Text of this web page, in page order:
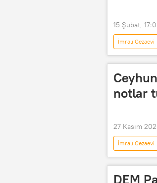
15 Şubat,
İmralı Cezaevi
DEM Parti
notlar
27 Kasım
İmralı Cezaevi
Ceyhun
DEM